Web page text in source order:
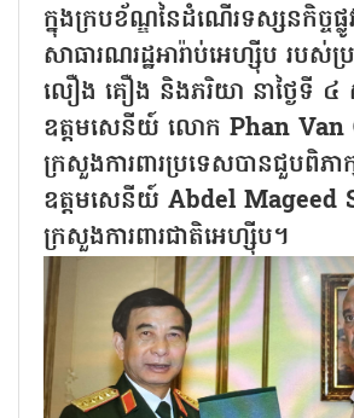
ក្នុងក្របខ័ណ្ឌនៃដំណើរទស្សនកិច្ចផ្លូ
សាធារណរដ្ឋអារ៉ាប់អេហ្ស៊ីប របស់ប្
លឿង គឿង និងភរិយា នាថ្ងៃទី
ឧត្តមសេនីយ៍ លោក Phan Van
ក្រសួងការពារប្រទេសបានជួបពិភ
ឧត្តមសេនីយ៍ Abdel Mageed
ក្រសួងការពារជាតិអេហ្ស៊ីប។